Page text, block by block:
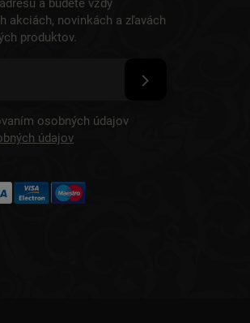
a budete vždy
akciách, novinkách a zľavách
produktov.
osobných údajov
údajov